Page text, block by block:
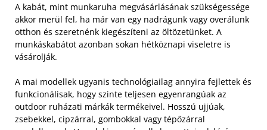
A kabát, mint munkaruha megvásárlásának szükségessége
akkor merül fel, ha már van egy nadrágunk vagy overálunk
otthon és szeretnénk kiegészíteni az öltözetünket. A
munkáskabátot azonban sokan hétköznapi viseletre is
vásárolják.
A mai modellek ugyanis technológiailag annyira fejlettek és
funkcionálisak, hogy szinte teljesen egyenrangúak az
outdoor ruházati márkák termékeivel. Hosszú ujjúak,
zsebekkel, cipzárral, gombokkal vagy tépőzárral